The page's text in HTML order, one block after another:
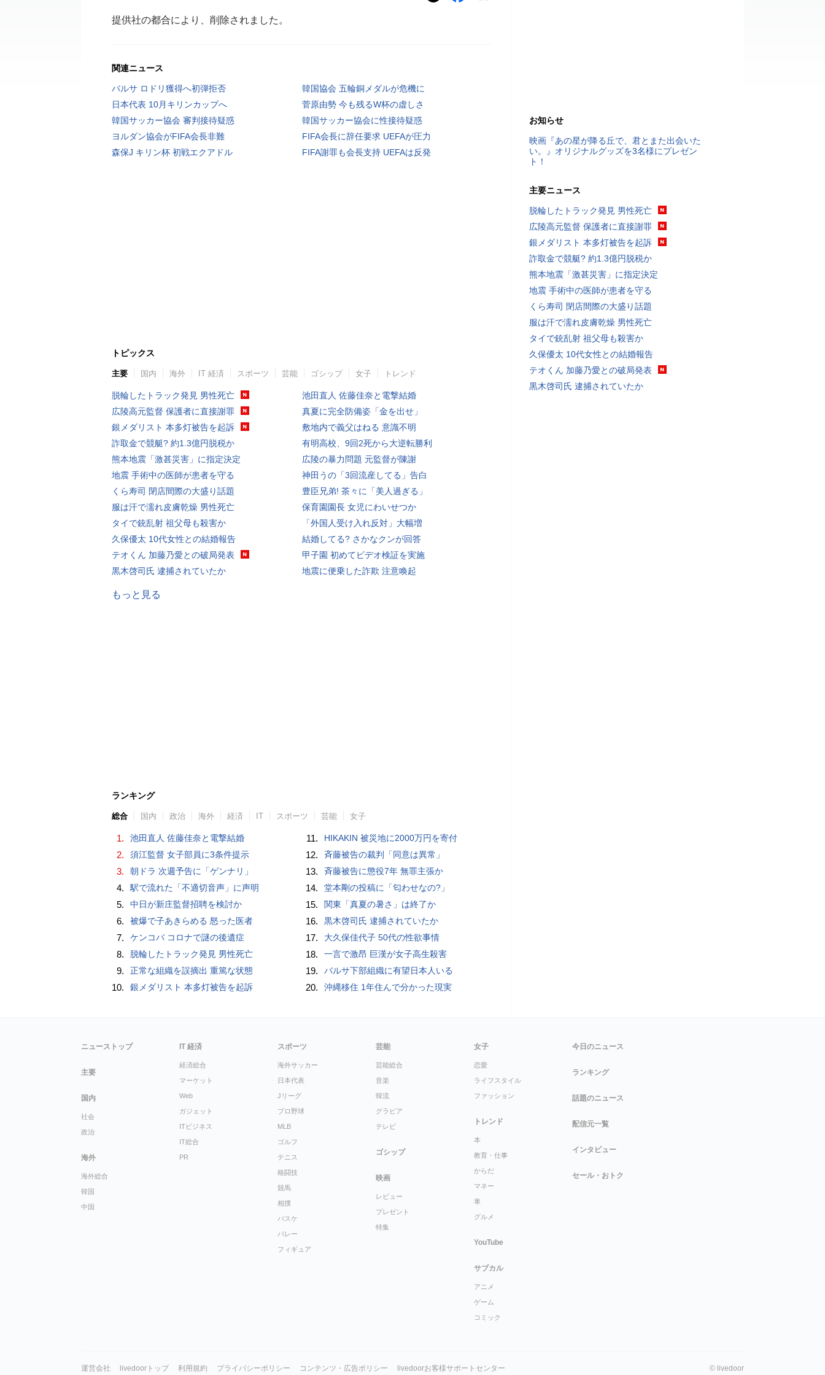
提供社の都合により、削除されました。
関連ニュース
バルサ ロドリ獲得へ初弾拒否
韓国協会 五輪銅メダルが危機に
日本代表 10月キリンカップへ
菅原由勢 今も残るW杯の虚しさ
韓国サッカー協会 審判接待疑惑
韓国サッカー協会に性接待疑惑
ヨルダン協会がFIFA会長非難
FIFA会長に辞任要求 UEFAが圧力
森保J キリン杯 初戦エクアドル
FIFA謝罪も会長支持 UEFAは反発
トピックス
主要 国内 海外 IT 経済 スポーツ 芸能 ゴシップ 女子 トレンド
脱輪したトラック発見 男性死亡
広陵高元監督 保護者に直接謝罪
銀メダリスト 本多灯被告を起訴
詐取金で競艇? 約1.3億円脱税か
熊本地震「激甚災害」に指定決定
地震 手術中の医師が患者を守る
くら寿司 閉店間際の大盛り話題
服は汗で濡れ皮膚乾燥 男性死亡
タイで銃乱射 祖父母も殺害か
久保優太 10代女性との結婚報告
テオくん 加藤乃愛との破局発表
黒木啓司氏 逮捕されていたか
池田直人 佐藤佳奈と電撃結婚
真夏に完全防備姿「金を出せ」
敷地内で義父はねる 意識不明
有明高校、9回2死から大逆転勝利
広陵の暴力問題 元監督が陳謝
神田うの「3回流産してる」告白
豊臣兄弟! 茶々に「美人過ぎる」
保育園園長 女児にわいせつか
「外国人受け入れ反対」大幅増
結婚してる? さかなクンが回答
甲子園 初めてビデオ検証を実施
地震に便乗した詐欺 注意喚起
もっと見る
ランキング
総合 国内 政治 海外 経済 IT スポーツ 芸能 女子
1. 池田直人 佐藤佳奈と電撃結婚
2. 須江監督 女子部員に3条件提示
3. 朝ドラ 次週予告に「ゲンナリ」
4. 駅で流れた「不適切音声」に声明
5. 中日が新庄監督招聘を検討か
6. 被爆で子あきらめる 怒った医者
7. ケンコバ コロナで謎の後遺症
8. 脱輪したトラック発見 男性死亡
9. 正常な組織を誤摘出 重篤な状態
10. 銀メダリスト 本多灯被告を起訴
11. HIKAKIN 被災地に2000万円を寄付
12. 斉藤被告の裁判「同意は異常」
13. 斉藤被告に懲役7年 無罪主張か
14. 堂本剛の投稿に「匂わせなの?」
15. 関東「真夏の暑さ」は終了か
16. 黒木啓司氏 逮捕されていたか
17. 大久保佳代子 50代の性欲事情
18. 一言で激昂 巨漢が女子高生殺害
19. バルサ下部組織に有望日本人いる
20. 沖縄移住 1年住んで分かった現実
お知らせ
映画『あの星が降る丘で、君とまた出会いた
い。』オリジナルグッズを3名様にプレゼン
ト！
主要ニュース
脱輪したトラック発見 男性死亡
広陵高元監督 保護者に直接謝罪
銀メダリスト 本多灯被告を起訴
詐取金で競艇? 約1.3億円脱税か
熊本地震「激甚災害」に指定決定
地震 手術中の医師が患者を守る
くら寿司 閉店間際の大盛り話題
服は汗で濡れ皮膚乾燥 男性死亡
タイで銃乱射 祖父母も殺害か
久保優太 10代女性との結婚報告
テオくん 加藤乃愛との破局発表
黒木啓司氏 逮捕されていたか
ニューストップ
主要
国内
社会
政治
海外
海外総合
韓国
中国
IT 経済
経済総合
マーケット
Web
ガジェット
ITビジネス
IT総合
PR
スポーツ
海外サッカー
日本代表
Jリーグ
プロ野球
MLB
ゴルフ
テニス
格闘技
競馬
相撲
バスケ
バレー
フィギュア
芸能
芸能総合
音楽
韓流
グラビア
テレビ
ゴシップ
映画
レビュー
プレゼント
特集
女子
恋愛
ライフスタイル
ファッション
トレンド
本
教育・仕事
からだ
マネー
車
グルメ
YouTube
サブカル
アニメ
ゲーム
コミック
今日のニュース
ランキング
話題のニュース
配信元一覧
インタビュー
セール・おトク
運営会社 livedoorトップ 利用規約 プライバシーポリシー コンテンツ・広告ポリシー livedoorお客様サポートセンター © livedoor